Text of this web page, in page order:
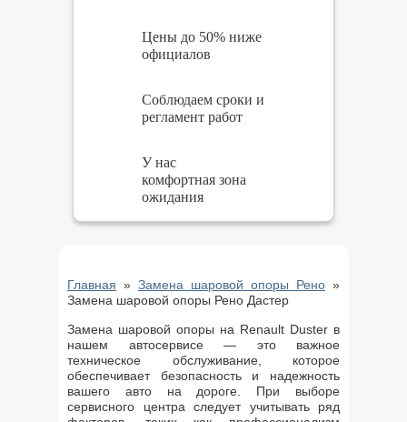
Цены до 50% ниже
официалов
Соблюдаем сроки и
регламент работ
У нас
комфортная зона
ожидания
Главная » Замена шаровой опоры Рено »
Замена шаровой опоры Рено Дастер
Замена шаровой опоры на Renault Duster в
нашем автосервисе — это важное
техническое обслуживание, которое
обеспечивает безопасность и надежность
вашего авто на дороге. При выборе
сервисного центра следует учитывать ряд